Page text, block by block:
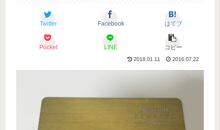
Twitter Facebook はてブ
Pocket LINE コピー
2018.01.11 2016.07.22